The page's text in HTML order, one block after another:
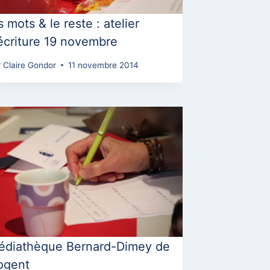
mots & le reste : atelier
19 novembre
Claire Gondor 11 novembre 2014
Bernard-Dimey de